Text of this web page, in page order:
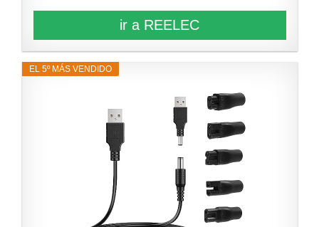
ir a REELEC
EL 5º MÁS VENDIDO